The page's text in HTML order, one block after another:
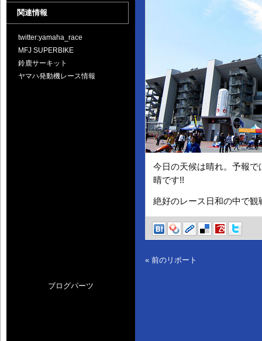
今日の天候は晴れ。予報
晴です!!
絶好のレース日和の中で観
« 前のリポート
関連情報
twitter:yamaha_race
MFJ SUPERBIKE
鈴鹿サーキット
ヤマハ発動機レース情報
ブログパーツ